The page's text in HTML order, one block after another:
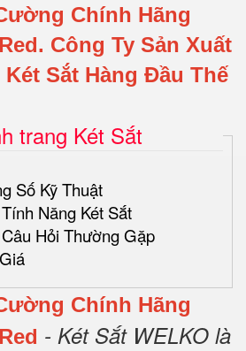
Chính Hãng
Công Ty Sản Xuất
Sắt Hàng Đầu Thế
trang Két Sắt
Số Kỹ Thuật
Năng Két Sắt
Hỏi Thường Gặp
Chính Hãng
- Két Sắt WELKO là